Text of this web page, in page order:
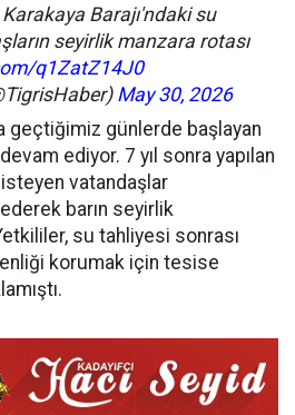
Barajı'ndaki su
seyirlik manzara rotası
q1ZatZ14J0
May 30, 2026
geçtiğimiz günlerde başlayan
ediyor. 7 yıl sonra yapılan
vatandaşlar
barın seyirlik
su tahliyesi sonrası
korumak için tesise